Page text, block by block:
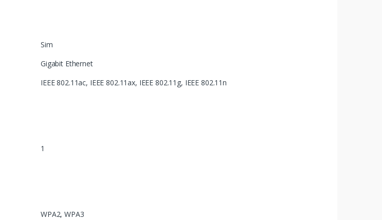
Sim
Gigabit Ethernet
IEEE 802.11ac, IEEE 802.11ax, IEEE 802.11g, IEEE 802.11n
1
WPA2, WPA3